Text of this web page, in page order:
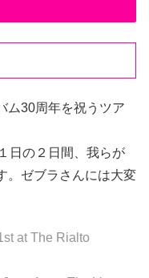
ム30周年を祝うツア
日の２日間、我らが
。ゼブラさんには大変
at The Rialto